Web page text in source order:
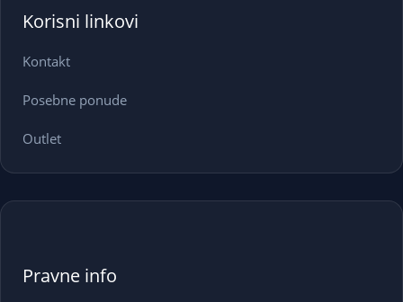
Korisni linkovi
Kontakt
Posebne ponude
Outlet
Pravne info